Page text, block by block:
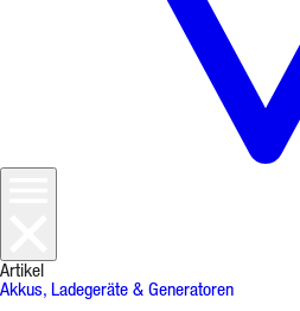
Artikel
Akkus, Ladegeräte & Generatoren